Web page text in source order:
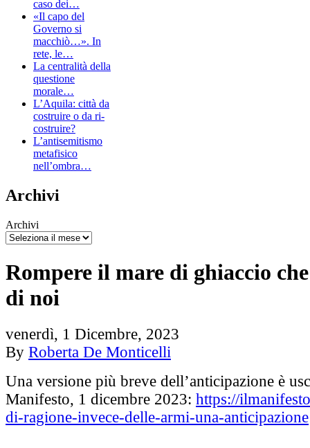
caso dei…
«Il capo del
Governo si
macchiò…». In
rete, le…
La centralità della
questione
morale…
L’Aquila: città da
costruire o da ri-
costruire?
L’antisemitismo
metafisico
nell’ombra…
Archivi
Archivi
Rompere il mare di ghiaccio
di noi
venerdì, 1 Dicembre, 2023
By Roberta De Monticelli
Una versione più breve dell’anticipazione è
Manifesto, 1 dicembre 2023: https://
di-ragione-invece-delle-armi-una-anticipazione